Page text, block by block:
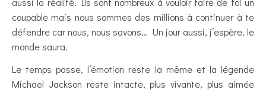
coupable mais nous sommes des millions à continuer à te
défendre car nous, nous savons… Un jour aussi, j’espère, le
monde saura.
Le temps passe, l’émotion reste la même et la légende
Michael Jackson reste intacte, plus vivante, plus aimée